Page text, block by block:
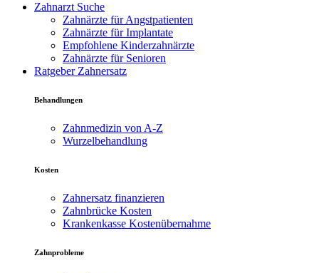
Zahnarzt Suche
Zahnärzte für Angstpatienten
Zahnärzte für Implantate
Empfohlene Kinderzahnärzte
Zahnärzte für Senioren
Ratgeber Zahnersatz
Behandlungen
Zahnmedizin von A-Z
Wurzelbehandlung
Kosten
Zahnersatz finanzieren
Zahnbrücke Kosten
Krankenkasse Kostenübernahme
Zahnprobleme